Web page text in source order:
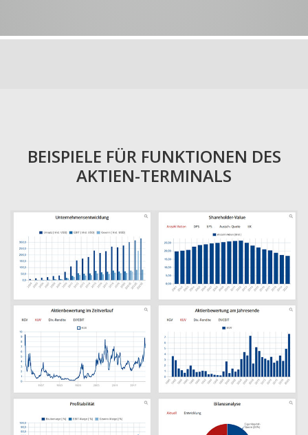
BEISPIELE FÜR FUNKTIONEN DES
AKTIEN-TERMINALS